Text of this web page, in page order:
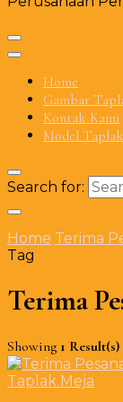
Home
Gambar
Kontak Kami
Model
Search for:
Home Terima
Tag
Terima
Showing 1 Result(s)
Taplak Meja